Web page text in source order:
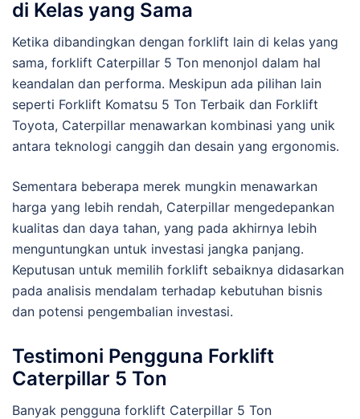
di Kelas yang Sama
Ketika dibandingkan dengan forklift lain di kelas yang
sama, forklift Caterpillar 5 Ton menonjol dalam hal
keandalan dan performa. Meskipun ada pilihan lain
seperti Forklift Komatsu 5 Ton Terbaik dan Forklift
Toyota, Caterpillar menawarkan kombinasi yang unik
antara teknologi canggih dan desain yang ergonomis.
Sementara beberapa merek mungkin menawarkan
harga yang lebih rendah, Caterpillar mengedepankan
kualitas dan daya tahan, yang pada akhirnya lebih
menguntungkan untuk investasi jangka panjang.
Keputusan untuk memilih forklift sebaiknya didasarkan
pada analisis mendalam terhadap kebutuhan bisnis
dan potensi pengembalian investasi.
Testimoni Pengguna Forklift
Caterpillar 5 Ton
Banyak pengguna forklift Caterpillar 5 Ton